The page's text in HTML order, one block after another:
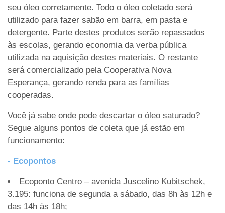
seu óleo corretamente. Todo o óleo coletado será
utilizado para fazer sabão em barra, em pasta e
detergente. Parte destes produtos serão repassados
às escolas, gerando economia da verba pública
utilizada na aquisição destes materiais. O restante
será comercializado pela Cooperativa Nova
Esperança, gerando renda para as famílias
cooperadas.
Você já sabe onde pode descartar o óleo saturado?
Segue alguns pontos de coleta que já estão em
funcionamento:
- Ecopontos
Ecoponto Centro – avenida Juscelino Kubitschek,
3.195: funciona de segunda a sábado, das 8h às 12h e
das 14h às 18h;